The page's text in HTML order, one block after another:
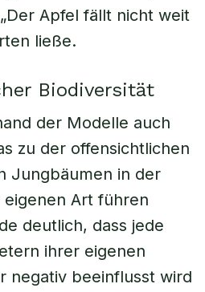
Apfel fällt nicht weit
ließe.
Biodiversität
der Modelle auch
zu der offensichtlichen
Jungbäumen in der
Art führen
deutlich, dass jede
ihrer eigenen
negativ beeinflusst wird